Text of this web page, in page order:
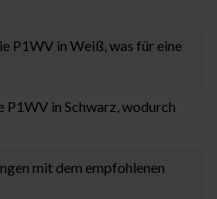
P1WV in Weiß, was für eine
P1WV in Schwarz, wodurch
mit dem empfohlenen